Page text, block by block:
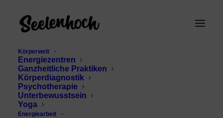
Körperwelt
Energiezentren
Ganzheitliche Praktiken
Körperdiagnostik
Psychotherapie
Unterbewusstsein
Yoga
Energiearbeit